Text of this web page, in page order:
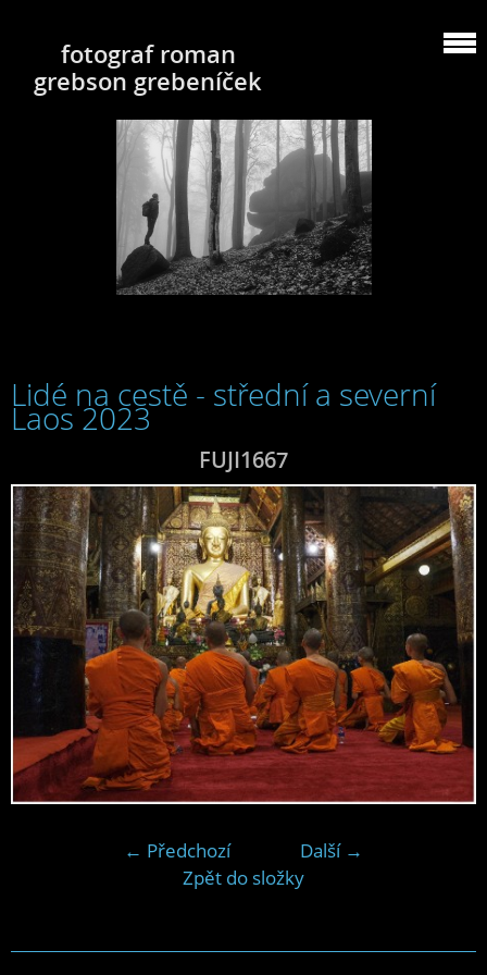
fotograf roman
grebson grebeníček
Lidé na cestě - střední a severní
Laos 2023
FUJI1667
← Předchozí
Další →
Zpět do složky